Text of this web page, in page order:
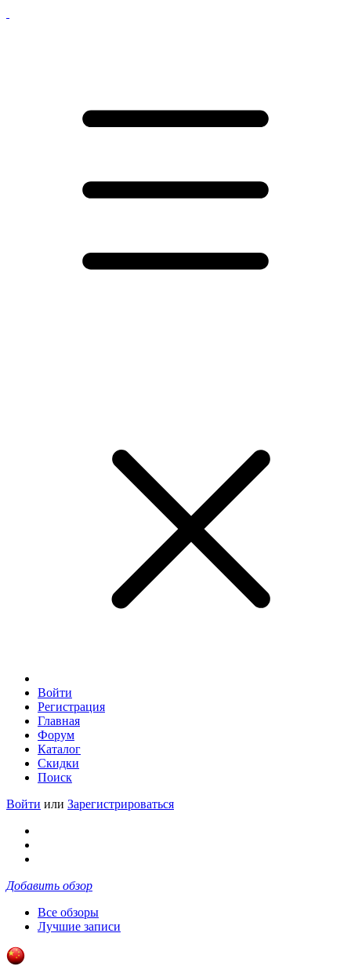
Войти
Регистрация
Главная
Форум
Каталог
Скидки
Поиск
Войти или Зарегистрироваться
Добавить обзор
Все обзоры
Лучшие записи